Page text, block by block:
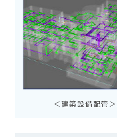
＜建築設備配管